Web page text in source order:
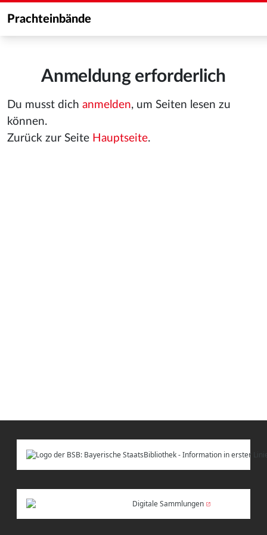
Prachteinbände
Anmeldung erforderlich
Du musst dich anmelden, um Seiten lesen zu
können.
Zurück zur Seite Hauptseite.
Digitale Sammlungen